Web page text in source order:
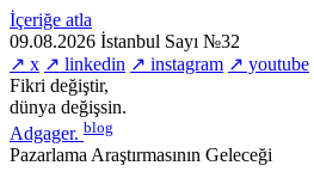
İçeriğe atla
09.08.2026 İstanbul Sayı №32
↗ x ↗ linkedin ↗ instagram ↗ youtube
Fikri değiştir,
dünya değişsin.
Adgager. blog
Pazarlama Araştırmasının Geleceği